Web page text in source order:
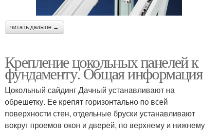
читать дальше →
Крепление цокольных панелей к
фундаменту. Общая информация
Цокольный сайдинг Дачный устанавливают на
обрешетку. Ее крепят горизонтально по всей
поверхности стен, отдельные бруски устанавливают
вокруг проемов окон и дверей, по верхнему и нижнему